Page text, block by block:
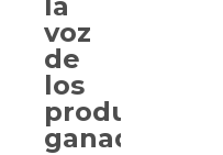
voz
de
los
productores
ganaderos